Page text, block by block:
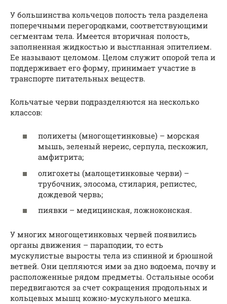
У большинства кольчецов полость тела разделена
поперечными перегородками, соответствующими
сегментам тела. Имеется вторичная полость,
заполненная жидкостью и выстланная эпителием.
Ее называют целомом. Целом служит опорой тела и
поддерживает его форму, принимает участие в
транспорте питательных веществ.
Кольчатые черви подразделяются на несколько
классов:
полихеты (многощетинковые) – морская
мышь, зеленый нереис, серпула, пескожил,
амфитрита;
олигохеты (малощетинковые черви) –
трубочник, элосома, стилария, репистес,
дождевой червь;
пиявки – медицинская, ложноконская.
У многих многощетинковых червей появились
органы движения – параподии, то есть
мускулистые выросты тела из спинной и брюшной
ветвей. Они цепляются ими за дно водоема, почву и
расположенные рядом предметы. Остальные особи
передвигаются за счет сокращения продольных и
кольцевых мышц кожно-мускульного мешка.